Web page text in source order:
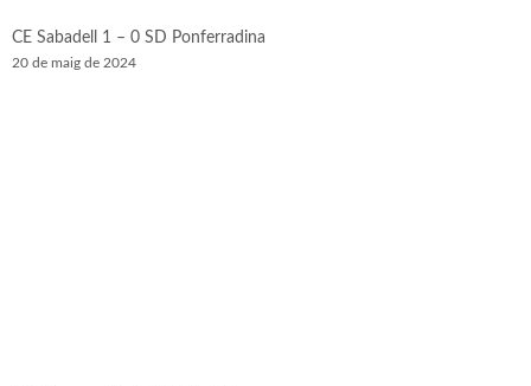
CE Sabadell 1 – 0 SD Ponferradina
20 de maig de 2024